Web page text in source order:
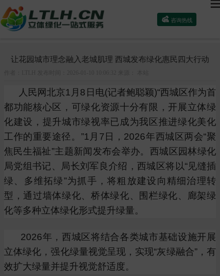
 咨询热线
简介 行业动态
让花园城市理念融入老城肌理 西城发布绿化惠民四大行动
人民网北京1月8日电(记者鲍聪颖)“西城区作为首
都功能核心区，可绿化资源十分有限，开展立体绿
化建设，提升城市绿视率已成为我区推进绿化美化
工作的重要途径。”1月7日，2026年西城区两会“聚
焦民生福祉”主题新闻发布会举办。西城区园林绿化
局党组书记、局长刘军良介绍，西城区将以“见缝插
绿、多维拓绿”为抓手，将粗放建设向精细治理转
型，通过墙体绿化、桥体绿化、围栏绿化、廊架绿
化等多种立体绿化形式提升绿量。
2026年，西城区将结合各类城市基础设施开展
立体绿化，强化绿量视觉呈现，实现“灰绿融合”，有
效扩大绿量并提升视觉舒适度。